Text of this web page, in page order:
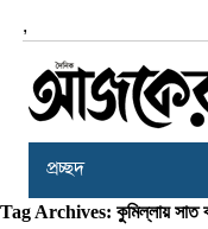
,
প্রচ্ছদ
Tag Archives: কুমিল্লায় সাত